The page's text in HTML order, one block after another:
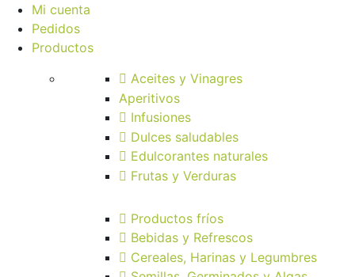
Mi cuenta
Pedidos
Productos
Aceites y Vinagres
Aperitivos
Infusiones
Dulces saludables
Edulcorantes naturales
Frutas y Verduras
Productos fríos
Bebidas y Refrescos
Cereales, Harinas y Legumbres